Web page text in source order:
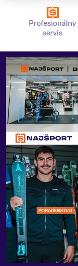
Profesionálny
servis